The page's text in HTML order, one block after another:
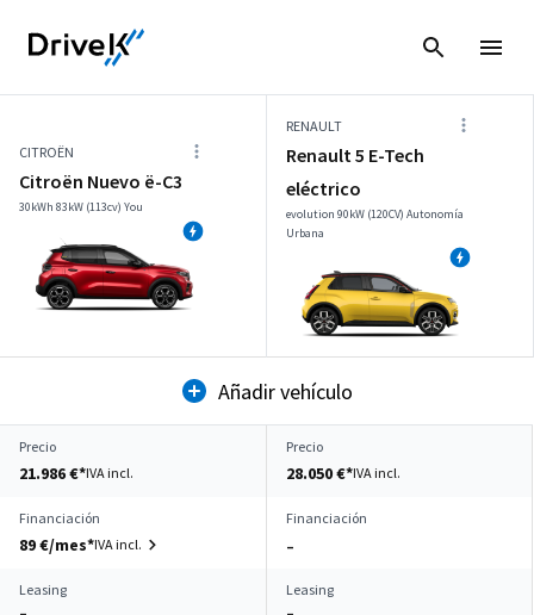
CITROËN
Citroën Nuevo ë-C3
30kWh 83kW (113cv) You
RENAULT
Renault 5 E-Tech
eléctrico
evolution 90kW (120CV) Autonomía
Urbana
Añadir vehículo
Precio
21.986 €*IVA incl.
Precio
28.050 €*IVA incl.
Financiación
89 €/mes*IVA incl.
Financiación
–
Leasing
Leasing